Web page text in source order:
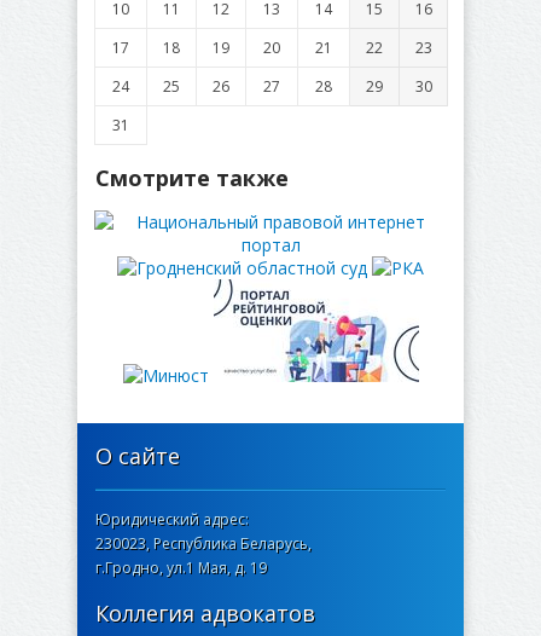
10
11 12 13 14 15
16
17
18 19 20 21 22
23
24
25 26 27 28 29
30
31
Смотрите также
О сайте
Юридический адрес:
230023, Республика Беларусь,
г.Гродно, ул.1 Мая, д. 19
Коллегия адвокатов